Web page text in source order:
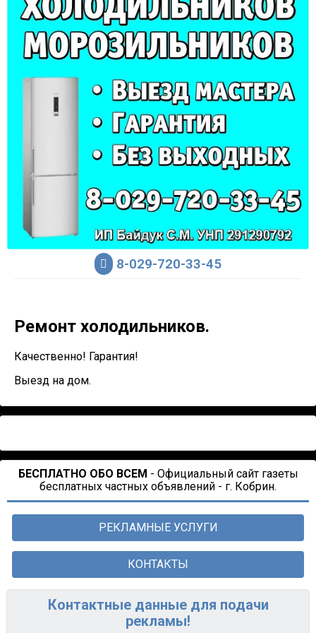
8-029-720-33-45
Ремонт холодильников.
Качественно! Гарантия!
Выезд на дом.
БЕСПЛАТНО ОБО ВСЕМ - Официальный сайт газеты
бесплатных частных объявлений - г. Кобрин.
РЕКЛАМНЫЕ УСЛУГИ
КОНТАКТЫ
Контактные данные для подачи
рекламы!